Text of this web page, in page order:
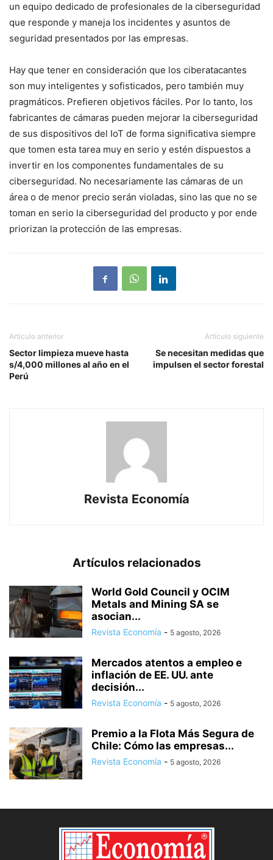
un equipo dedicado de profesionales de la ciberseguridad
que responde y maneja los incidentes y asuntos de
seguridad presentados por las empresas.
Hay que tener en consideración que los ciberatacantes
son muy inteligentes y sofisticados, pero también muy
pragmáticos. Prefieren objetivos fáciles. Por lo tanto, los
fabricantes de cámaras pueden mejorar la ciberseguridad
de sus dispositivos del IoT de forma significativa siempre
que tomen esta tarea muy en serio y estén dispuestos a
invertir en los componentes fundamentales de su
ciberseguridad. No necesariamente las cámaras de un
área o de menor precio serán violadas, sino las que no se
toman en serio la ciberseguridad del producto y por ende
priorizan la protección de las empresas.
Artículo anterior
Sector limpieza mueve hasta
s/4,000 millones al año en el
Perú
Artículo siguiente
Se necesitan medidas que
impulsen el sector forestal
Revista Economía
Artículos relacionados
World Gold Council y OCIM
Metals and Mining SA se
asocian...
Revista Economía - 5 agosto, 2026
Mercados atentos a empleo e
inflación de EE. UU. ante
decisión...
Revista Economía - 5 agosto, 2026
Premio a la Flota Más Segura de
Chile: Cómo las empresas...
Revista Economía - 5 agosto, 2026